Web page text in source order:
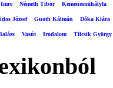
Németh Tibor Kemenesmihályfa
József Guoth Kálmán Dóka Klára
Vasút Irodalom Tilcsik György